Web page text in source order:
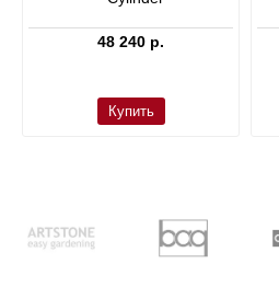
48 240 р.
Купить